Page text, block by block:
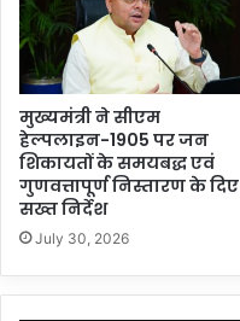
मुख्यमंत्री ने सीएम
हेल्पलाइन-1905 पर जन
शिकायतों के समयबद्ध एवं
गुणवत्तापूर्ण निस्तारण के दिए
सख्त निर्देश
July 30, 2026